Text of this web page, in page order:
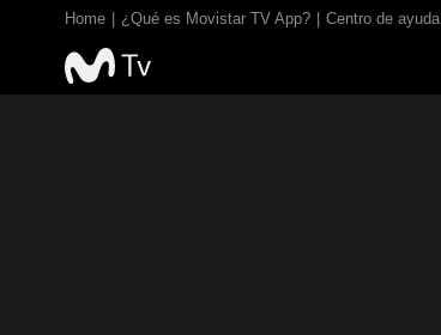
Home ¿Qué es Movistar TV App? Centro de ayuda